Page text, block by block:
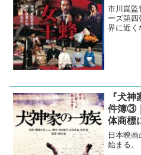
市川崑監
ーズ第四
界に近く
『犬
件簿③
体商標
日本映
始まる。